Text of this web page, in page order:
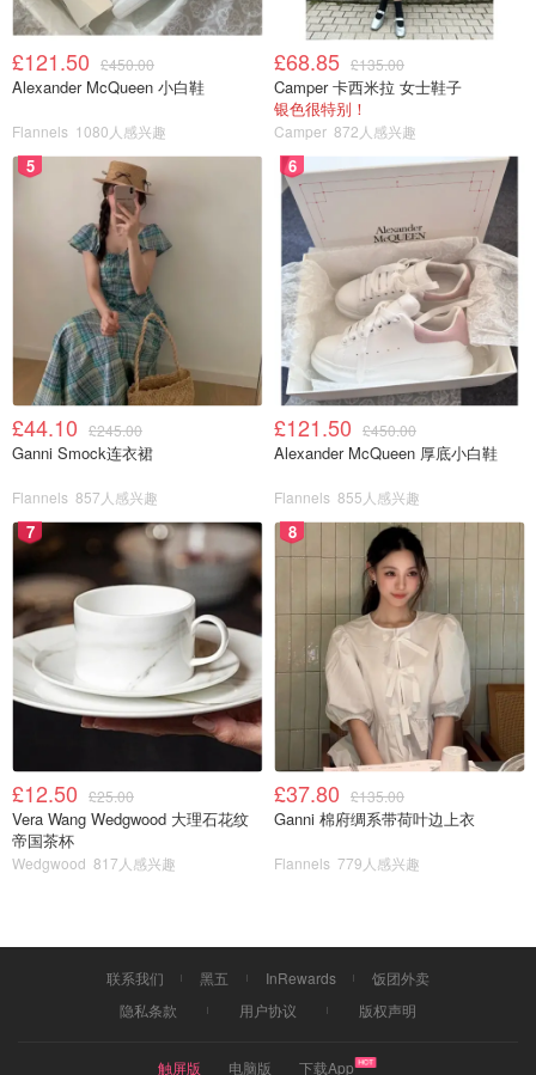
£121.50 £450.00
Alexander McQueen 小白鞋
Flannels 1080人感兴趣
£68.85 £135.00
Camper 卡西米拉 女士鞋子
银色很特别！
Camper 872人感兴趣
5
£44.10 £245.00
Ganni Smock连衣裙
Flannels 857人感兴趣
6
£121.50 £450.00
Alexander McQueen 厚底小白鞋
Flannels 855人感兴趣
7
£12.50 £25.00
Vera Wang Wedgwood 大理石花纹
帝国茶杯
Wedgwood 817人感兴趣
8
£37.80 £135.00
Ganni 棉府绸系带荷叶边上衣
Flannels 779人感兴趣
联系我们 黑五 InRewards
饭团外卖
隐私条款
用户协议 版权声明
触屏版 电脑版 下载App